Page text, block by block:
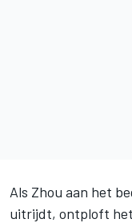
Als Zhou aan het
uitrijdt, ontploft